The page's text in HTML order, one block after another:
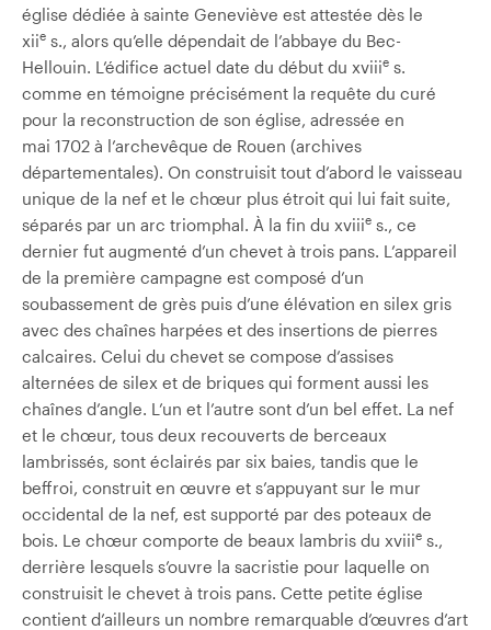
église dédiée à sainte Geneviève est attestée dès le
xiie s., alors qu’elle dépendait de l’abbaye du Bec-
Hellouin. L’édifice actuel date du début du xviiie s.
comme en témoigne précisément la requête du curé
pour la reconstruction de son église, adressée en
mai 1702 à l’archevêque de Rouen (archives
départementales). On construisit tout d’abord le vaisseau
unique de la nef et le chœur plus étroit qui lui fait suite,
séparés par un arc triomphal. À la fin du xviiie s., ce
dernier fut augmenté d’un chevet à trois pans. L’appareil
de la première campagne est composé d’un
soubassement de grès puis d’une élévation en silex gris
avec des chaînes harpées et des insertions de pierres
calcaires. Celui du chevet se compose d’assises
alternées de silex et de briques qui forment aussi les
chaînes d’angle. L’un et l’autre sont d’un bel effet. La nef
et le chœur, tous deux recouverts de berceaux
lambrissés, sont éclairés par six baies, tandis que le
beffroi, construit en œuvre et s’appuyant sur le mur
occidental de la nef, est supporté par des poteaux de
bois. Le chœur comporte de beaux lambris du xviiie s.,
derrière lesquels s’ouvre la sacristie pour laquelle on
construisit le chevet à trois pans. Cette petite église
contient d’ailleurs un nombre remarquable d’œuvres d’art